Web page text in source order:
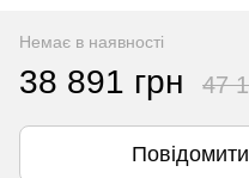
Немає в наявності
38 891 грн 47